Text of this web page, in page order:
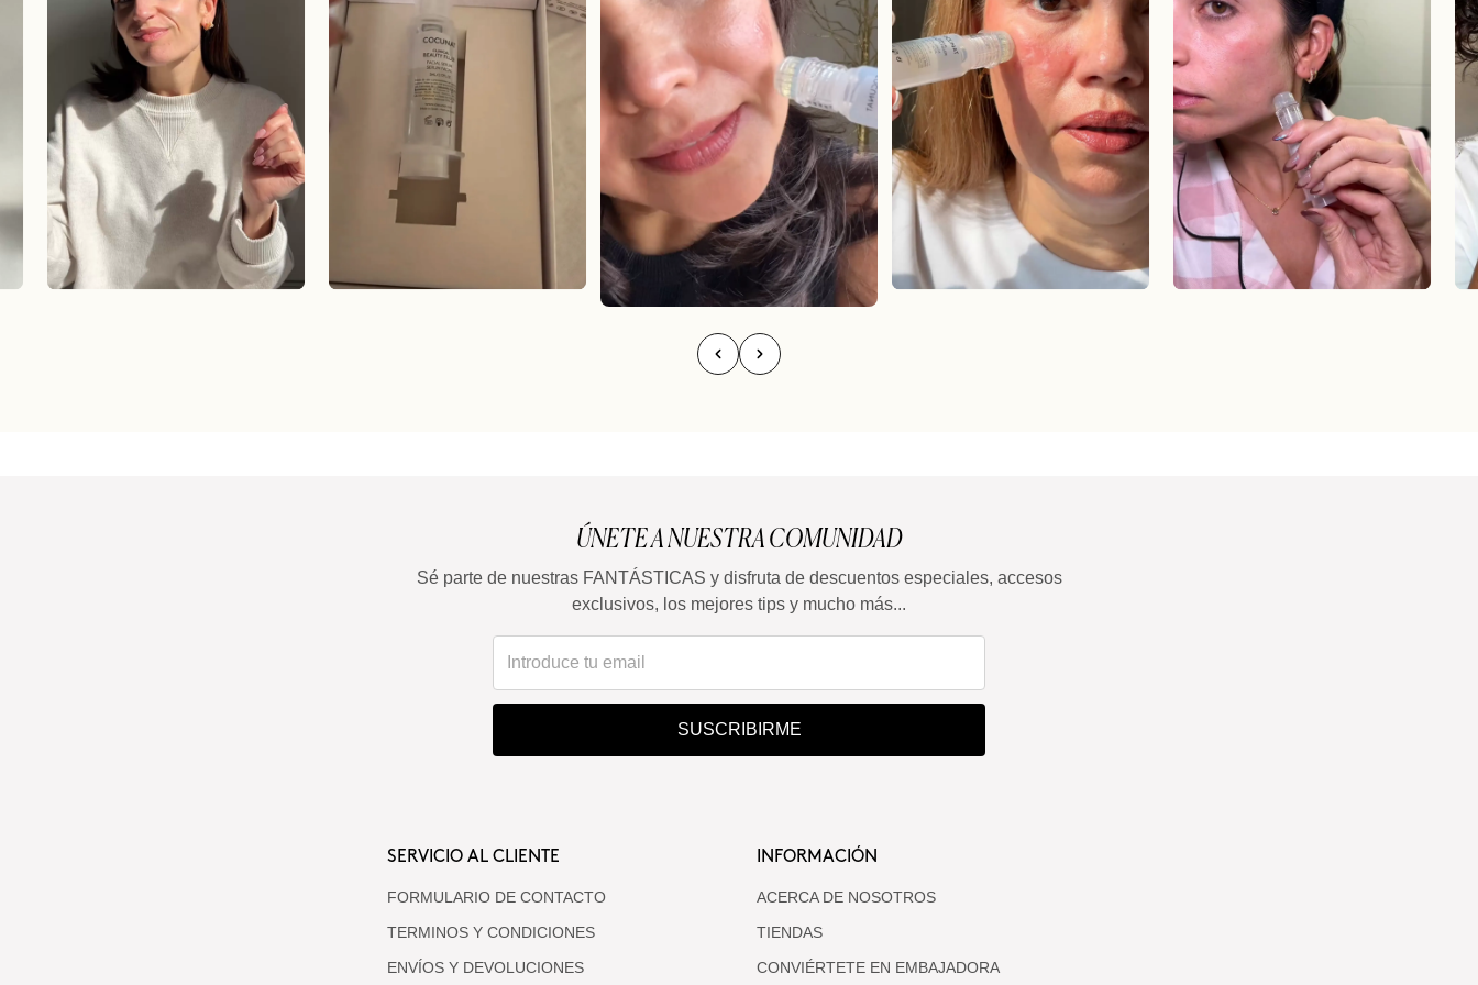
ÚNETE A NUESTRA COMUNIDAD
Sé parte de nuestras FANTÁSTICAS y disfruta de descuentos especiales, accesos
exclusivos, los mejores tips y mucho más...
SUSCRIBIRME
SERVICIO AL CLIENTE
FORMULARIO DE CONTACTO
TERMINOS Y CONDICIONES
ENVÍOS Y DEVOLUCIONES
INFORMACIÓN
ACERCA DE NOSOTROS
TIENDAS
CONVIÉRTETE EN EMBAJADORA